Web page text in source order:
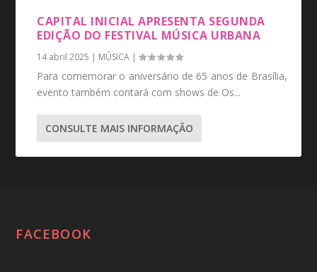
CAPITAL INICIAL APRESENTA SEGUNDA
EDIÇÃO DO FESTIVAL MÚSICA URBANA
14 abril 2025 | MÚSICA |
Para comemorar o aniversário de 65 anos de Brasília,
evento também contará com shows de Os...
CONSULTE MAIS INFORMAÇÃO
FACEBOOK